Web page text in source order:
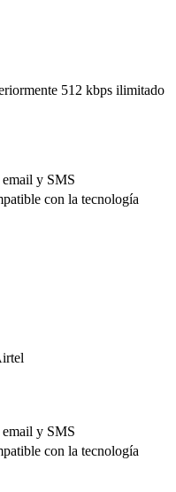
512 kbps ilimitado
y SMS
con la tecnología
y SMS
con la tecnología